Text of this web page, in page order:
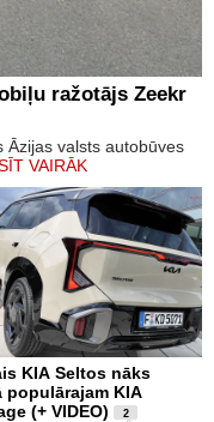
ražotājs Zeekr
Āzijas valsts autobūves
VAIRĀK
KIA Seltos nāks
populārajam KIA
(+ VIDEO)
2